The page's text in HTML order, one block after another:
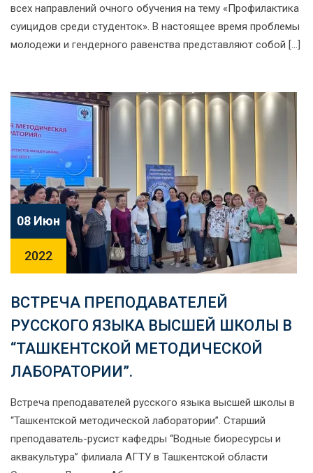
всех направлений очного обучения на тему «Профилактика
суицидов среди студенток». В настоящее время проблемы
молодежи и гендерного равенства представляют собой […]
08 Июн
2022
ВСТРЕЧА ПРЕПОДАВАТЕЛЕЙ
РУССКОГО ЯЗЫКА ВЫСШЕЙ ШКОЛЫ В
“ТАШКЕНТСКОЙ МЕТОДИЧЕСКОЙ
ЛАБОРАТОРИИ”.
Встреча преподавателей русского языка высшей школы в
“Ташкентской методической лаборатории”. Старший
преподаватель-русист кафедры “Водные биоресурсы и
аквакультура” филиала АГТУ в Ташкентской области